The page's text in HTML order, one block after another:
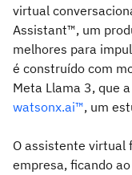
virtual
Assistant™, um
melhores para
é construído com
Meta Llama 3, que
watsonx.ai™, um
O assistente virtual
empresa, ficando